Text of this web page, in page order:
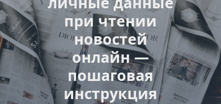
при чтении
новостей
онлайн —
пошаговая
инструкция